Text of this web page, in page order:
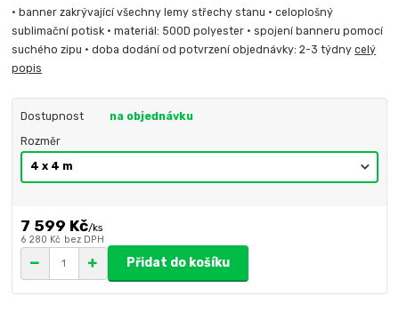
• banner zakrývající všechny lemy střechy stanu • celoplošný
sublimační potisk • materiál: 500D polyester • spojení banneru pomocí
suchého zipu • doba dodání od potvrzení objednávky: 2-3 týdnycelý
popis
Dostupnost na objednávku
Rozměr
7 599 Kč/ks
6 280 Kč bez DPH
Přidat do košíku